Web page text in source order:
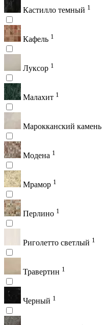
Кастилло темный 1
Кафель 1
Луксор 1
Малахит 1
Марокканский камень
Модена 1
Мрамор 1
Перлино 1
Риголетто светлый 1
Травертин 1
Черный 1